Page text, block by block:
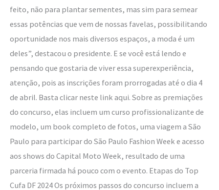
feito, não para plantar sementes, mas sim para semear
essas potências que vem de nossas favelas, possibilitando
oportunidade nos mais diversos espaços, a moda é um
deles”, destacou o presidente. E se você está lendo e
pensando que gostaria de viver essa superexperiência,
atenção, pois as inscrições foram prorrogadas até o dia 4
de abril. Basta clicar neste link aqui. Sobre as premiações
do concurso, elas incluem um curso profissionalizante de
modelo, um book completo de fotos, uma viagem a São
Paulo para participar do São Paulo Fashion Week e acesso
aos shows do Capital Moto Week, resultado de uma
parceria firmada há pouco com o evento. Etapas do Top
Cufa DF 2024 Os próximos passos do concurso incluem a